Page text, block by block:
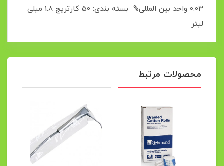
0.03 واحد بین المللی% بسته بندی: 50 کارتریج 1.8 میلی
لیتر
محصولات مرتبط